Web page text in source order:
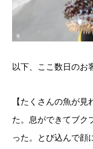
以下、ここ数日のお
【たくさんの魚が
た。息ができてブク
った。とび込んで顔